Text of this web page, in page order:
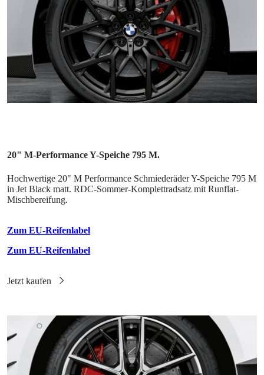
20" M-Performance Y-Speiche 795 M.
Hochwertige 20" M Performance Schmiederäder Y-Speiche 795 M
in Jet Black matt. RDC-Sommer-Komplettradsatz mit Runflat-
Mischbereifung.
Zum EU-Reifenlabel
Zum EU-Reifenlabel